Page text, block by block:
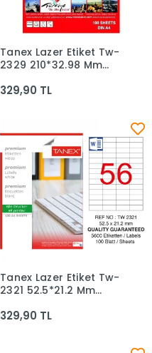
Sepete Ekle
Tanex Lazer Etiket Tw-
2329 210*32.98 Mm
329,90 TL
Sepete Ekle
Tanex Lazer Etiket Tw-
2321 52.5*21.2 Mm
329,90 TL